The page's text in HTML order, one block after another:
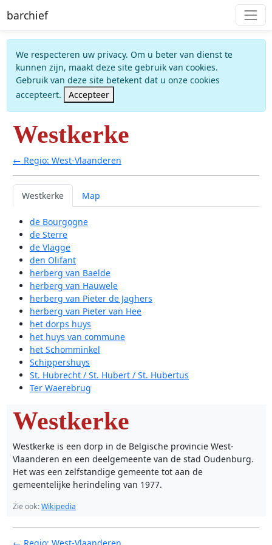
barchief
We respecteren uw privacy. Om u beter van dienst te
kunnen zijn, maakt deze site gebruik van cookies.
Gebruik van deze site betekent dat u onze cookies
accepteert.
Accepteer
Westkerke
← Regio: West-Vlaanderen
Westkerke Map
de Bourgogne
de Sterre
de Vlagge
den Olifant
herberg van Baelde
herberg van Hauwele
herberg van Pieter de Jaghers
herberg van Pieter van Hee
het dorps huys
het huys van commune
het Schomminkel
Schippershuys
St. Hubrecht / St. Hubert / St. Hubertus
Ter Waerebrug
Westkerke
Westkerke is een dorp in de Belgische provincie West-
Vlaanderen en een deelgemeente van de stad Oudenburg.
Het was een zelfstandige gemeente tot aan de
gemeentelijke herindeling van 1977.
Zie ook:Wikipedia
← Regio: West-Vlaanderen